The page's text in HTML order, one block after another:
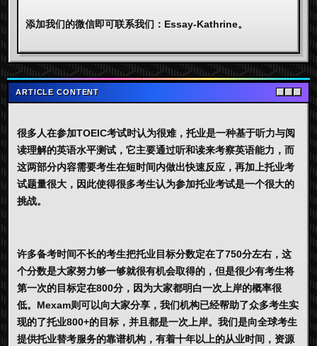
添加我们的微信即可联系我们：Essay-Kathrine。
ARTICLE CONTENT
很多人在参加TOEIC考试时认为很难，托业是一种基于听力与阅
读理解的英语水平测试，它主要通过听和读来考察英语能力，而
这两部分内容需要考生在短时间内做出快速反应，再加上托业考
试题量很大，因此使得很多考生认为参加托业考试是一个很大的
挑战。
许多备考时间不长的考生把托业目标分数定在了750分左右，这
个分数是大家努力够一够就很有机会取得的，但是很少有考生将
第一次的目标定在800分，因为大家都明白一次上岸的概率很
低。Mexam则可以向大家分享，我们机构已经帮助了众多考生实
现的了托业800+的目标，并且都是一次上岸。我们是向全球考生
提供托业替考服务的靠谱机构，有着十年以上的从业时间，资源